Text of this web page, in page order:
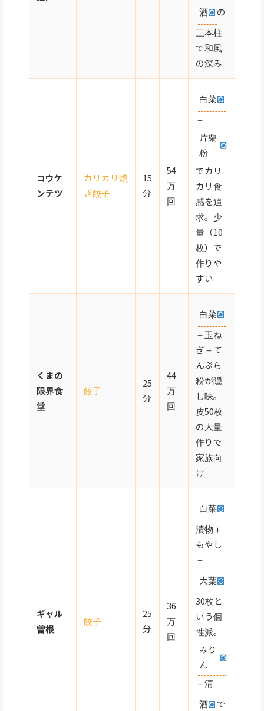
酒
の
三本柱
で和風
の深み
コウケ
ンテツ
カリカリ焼
き餃子
15
分
54
万
回
白菜
＋
片栗
粉
でカリ
カリ食
感を追
求。少
量（10
枚）で
作りや
すい
くまの
限界食
堂
餃子
25
分
44
万
回
白菜
＋玉ね
ぎ＋て
んぷら
粉が隠
し味。
皮50枚
の大量
作りで
家族向
け
ギャル
曽根
餃子
25
分
36
万
回
白菜
漬物＋
もやし
＋
大葉
30枚と
いう個
性派。
みり
ん
＋清
酒
で